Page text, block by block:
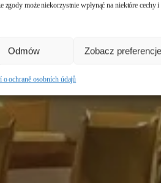
może niekorzystnie wpłynąć na niektóre cechy i
Odmów Zobacz preferencje
o ochraně osobních údajů